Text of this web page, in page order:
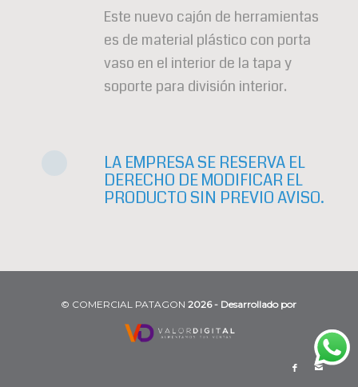
Este nuevo cajón de herramientas
es de material plástico con porta
vaso en el interior de la tapa y
soporte para división interior.
LA EMPRESA SE RESERVA EL
DERECHO DE MODIFICAR EL
PRODUCTO SIN PREVIO AVISO.
©️ COMERCIAL PATAGON2026 - Desarrollado por